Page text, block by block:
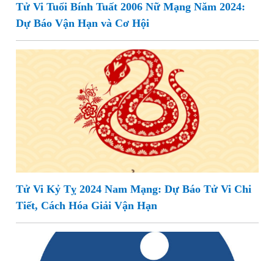
Tử Vi Tuổi Bính Tuất 2006 Nữ Mạng Năm 2024:
Dự Báo Vận Hạn và Cơ Hội
Tử Vi Kỷ Tỵ 2024 Nam Mạng: Dự Báo Tử Vi Chi
Tiết, Cách Hóa Giải Vận Hạn